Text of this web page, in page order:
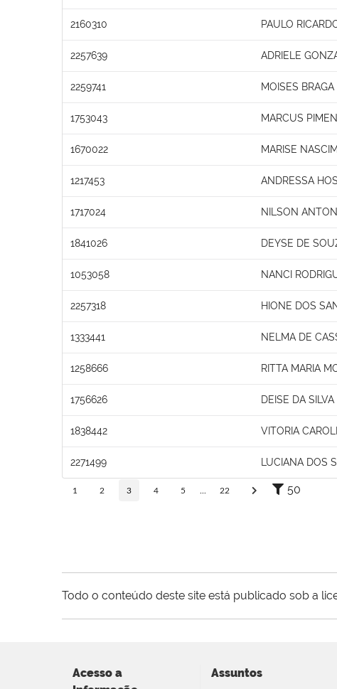
2160310 PAULO
2257639 ADRIELE
2259741 MOISES BRAGA
1753043 MARCUS
1670022 MARISE
1217453 ANDRESSA
1717024 NILSON
1841026 DEYSE DE
1053058 NANCI
2257318 HIONE DOS
1333441 NELMA DE
1258666 RITTA MARIA
1756626 DEISE DA
1838442 VITORIA
2271499 LUCIANA DOS
1 2 3 4 5 22 50
Todo o conteúdo deste site está publicado sob a
Acesso a
Assuntos